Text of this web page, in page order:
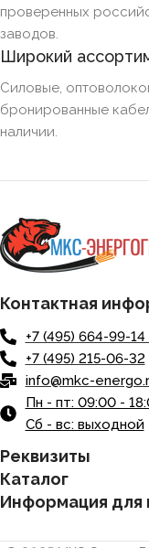
проверенных
заводов.
Широкий
Силовые,
бронированные
наличии.
Контактная
+7 (495) 664-99-
+7 (495) 215-06-32
info@mkc-
Пн - пт: 09:00 -
Сб - вс: выходной
Реквизиты
Каталог
Информация для